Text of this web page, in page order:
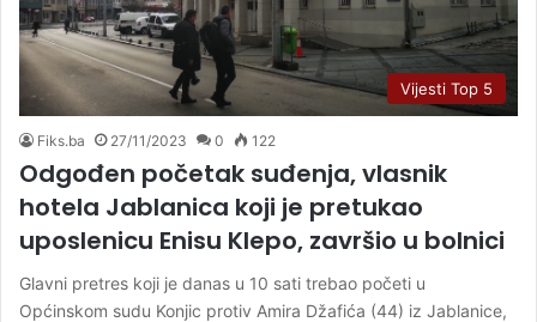
Vijesti Top 5
Fiks.ba 27/11/2023 0 122
Odgođen početak suđenja, vlasnik
hotela Jablanica koji je pretukao
uposlenicu Enisu Klepo, završio u bolnici
Glavni pretres koji je danas u 10 sati trebao početi u
Općinskom sudu Konjic protiv Amira Džafića (44) iz Jablanice,